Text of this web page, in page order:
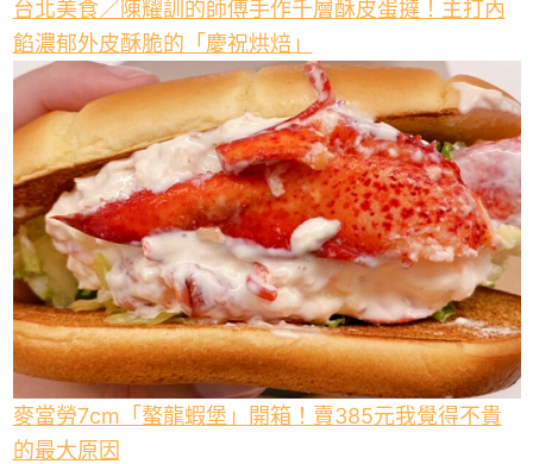
台北美食／陳耀訓的師傅手作千層酥皮蛋撻！主打內
餡濃郁外皮酥脆的「慶祝烘焙」
麥當勞7cm「螯龍蝦堡」開箱！賣385元我覺得不貴
的最大原因